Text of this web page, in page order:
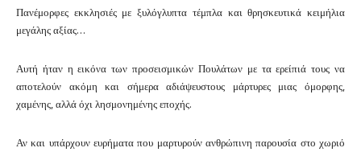
Πανέμορφες εκκλησιές με ξυλόγλυπτα τέμπλα και θρησκευτικά κειμήλια
μεγάλης αξίας…
Αυτή ήταν η εικόνα των προσεισμικών Πουλάτων με τα ερείπιά τους να
αποτελούν ακόμη και σήμερα αδιάψευστους μάρτυρες μιας όμορφης,
χαμένης, αλλά όχι λησμονημένης εποχής.
Αν και υπάρχουν ευρήματα που μαρτυρούν ανθρώπινη παρουσία στο χωριό